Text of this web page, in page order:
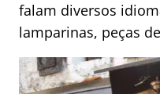
falam diversos
lamparinas, peças